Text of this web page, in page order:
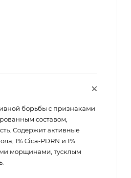
борьбы с признаками
составом,
Содержит активные
1% Cica-PDRN и 1%
морщинами, тусклым